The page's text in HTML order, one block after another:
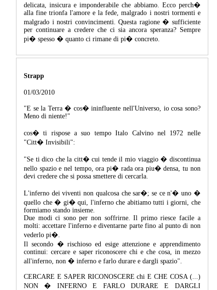
delicata, insicura e imponderabile che abbiamo. Ecco perch�
alla fine trionfa l'amore e la fede, malgrado i nostri tormenti e
malgrado i nostri convincimenti. Questa ragione � sufficiente
per continuare a credere che ci sia ancora speranza? Sempre
pi� spesso � quanto ci rimane di pi� concreto.
Strapp
01/03/2010
"E se la Terra � cos� ininfluente nell'Universo, io cosa sono?
Meno di niente!"
cos� ti rispose a suo tempo Italo Calvino nel 1972 nelle
"Citt� Invisibili":
"Se ti dico che la citt� cui tende il mio viaggio � discontinua
nello spazio e nel tempo, ora pi� rada ora piu� densa, tu non
devi credere che si possa smettere di cercarla.
L'inferno dei viventi non qualcosa che sar�; se ce n'� uno �
quello che � gi� qui, l'inferno che abitiamo tutti i giorni, che
formiamo stando insieme.
Due modi ci sono per non soffrirne. Il primo riesce facile a
molti: accettare l'inferno e diventarne parte fino al punto di non
vederlo pi�.
Il secondo � rischioso ed esige attenzione e apprendimento
continui: cercare e saper riconoscere chi e che cosa, in mezzo
all'inferno, non � inferno e farlo durare e dargli spazio".
CERCARE E SAPER RICONOSCERE chi E CHE COSA (...)
NON � INFERNO E FARLO DURARE E DARGLI